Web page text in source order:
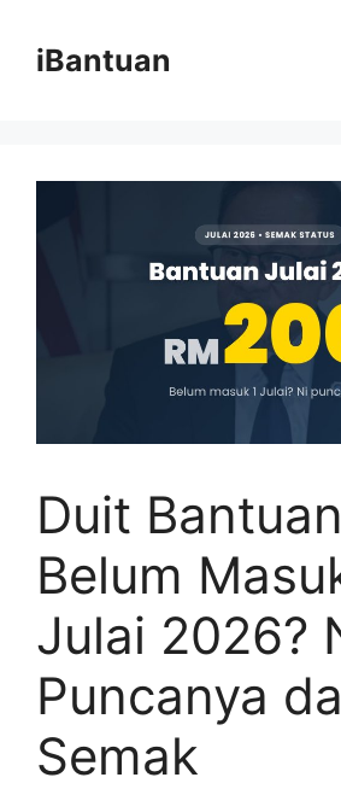
contentiBantuan
Duit Bantuan
Belum
Julai 2026?
Puncanya
Semak